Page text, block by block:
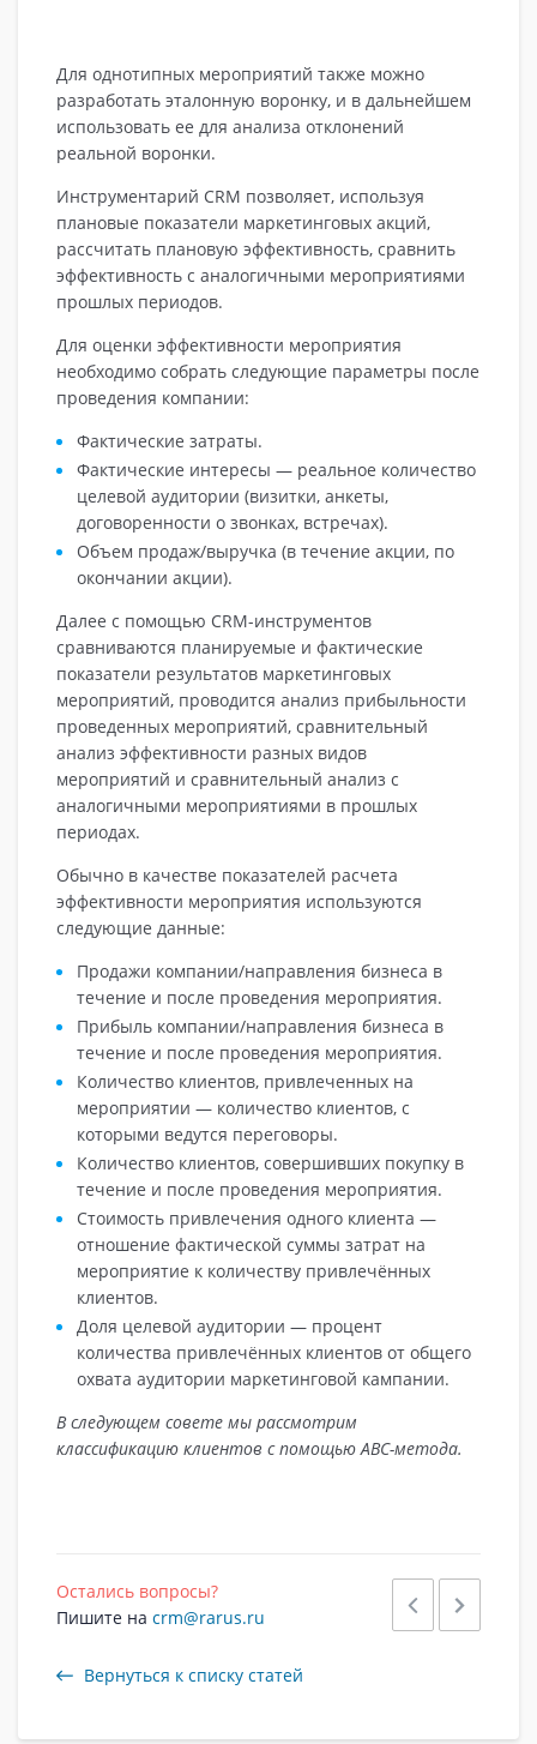
Для однотипных мероприятий также можно
разработать эталонную воронку, и в дальнейшем
использовать ее для анализа отклонений
реальной воронки.
Инструментарий CRM позволяет, используя
плановые показатели маркетинговых акций,
рассчитать плановую эффективность, сравнить
эффективность с аналогичными мероприятиями
прошлых периодов.
Для оценки эффективности мероприятия
необходимо собрать следующие параметры после
проведения компании:
Фактические затраты.
Фактические интересы — реальное количество
целевой аудитории (визитки, анкеты,
договоренности о звонках, встречах).
Объем продаж/выручка (в течение акции, по
окончании акции).
Далее с помощью CRM-инструментов
сравниваются планируемые и фактические
показатели результатов маркетинговых
мероприятий, проводится анализ прибыльности
проведенных мероприятий, сравнительный
анализ эффективности разных видов
мероприятий и сравнительный анализ с
аналогичными мероприятиями в прошлых
периодах.
Обычно в качестве показателей расчета
эффективности мероприятия используются
следующие данные:
Продажи компании/направления бизнеса в
течение и после проведения мероприятия.
Прибыль компании/направления бизнеса в
течение и после проведения мероприятия.
Количество клиентов, привлеченных на
мероприятии — количество клиентов, с
которыми ведутся переговоры.
Количество клиентов, совершивших покупку в
течение и после проведения мероприятия.
Стоимость привлечения одного клиента —
отношение фактической суммы затрат на
мероприятие к количеству привлечённых
клиентов.
Доля целевой аудитории — процент
количества привлечённых клиентов от общего
охвата аудитории маркетинговой кампании.
В следующем совете мы рассмотрим
классификацию клиентов с помощью АВС-метода.
Остались вопросы?
Пишите на crm@rarus.ru
Вернуться к списку статей